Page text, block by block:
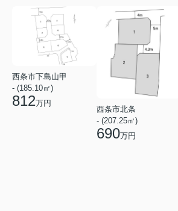
西条市下島山甲
- (185.10㎡)
812万円
西条市北条
- (207.25㎡)
690万円